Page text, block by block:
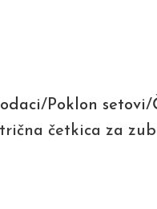
Poklon setovi
četkica za